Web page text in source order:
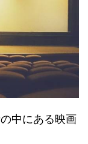
中にある映画